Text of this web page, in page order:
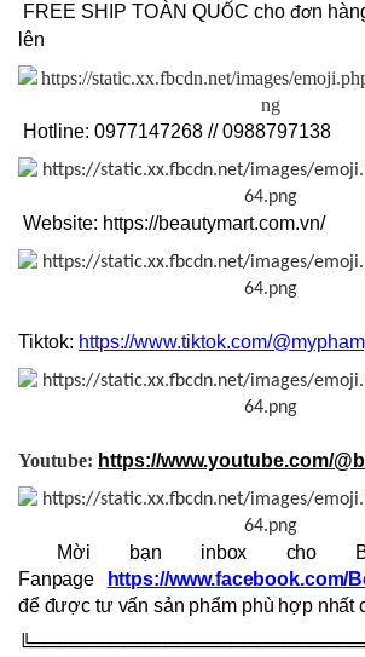
FREE SHIP TOÀN QUỐC chođơn
lên
Hotline: 0977147268 // 0988797138
Website: https://beautymart.com.vn/
Tiktok: https://www.tiktok.com/
Youtube: https://www.youtube.com/
Mời bạn inbox cho
Fanpage
https://www.facebook.com/
để được tư vấn sản phẩm phù hợp nhất